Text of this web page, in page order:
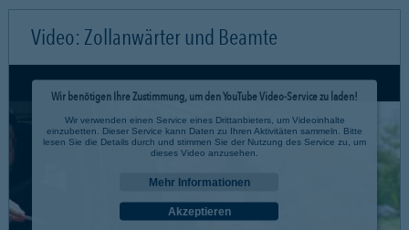
Video: Zollanwärter und Beamte
Wir benötigen Ihre Zustimmung, um den YouTube Video-Service zu laden!
Wir verwenden einen Service eines Drittanbieters, um Videoinhalte
einzubetten. Dieser Service kann Daten zu Ihren Aktivitäten sammeln. Bitte
lesen Sie die Details durch und stimmen Sie der Nutzung des Service zu, um
dieses Video anzusehen.
Mehr Informationen
Akzeptieren